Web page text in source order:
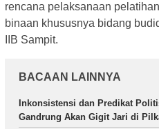
rencana pelaksanaan
binaan khususnya bidang
IIB Sampit.
BACAAN LAINNYA
Inkonsistensi dan Predikat
Gandrung Akan Gigit Jari di